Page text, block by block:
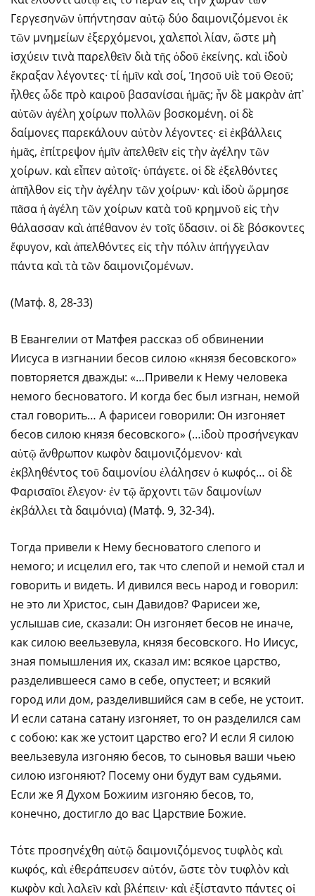
Γεργεσηνῶν ὑπήντησαν αὐτῷ δύο δαιμονιζόμενοι ἐκ
τῶν μνημείων ἐξερχόμενοι, χαλεποὶ λίαν, ὥστε μὴ
ἰσχύειν τινὰ παρελθεῖν διὰ τῆς ὁδοῦ ἐκείνης. καὶ ἰδοὺ
ἔκραξαν λέγοντες· τί ἡμῖν καὶ σοί, Ἰησοῦ υἱὲ τοῦ Θεοῦ;
ἦλθες ὧδε πρὸ καιροῦ βασανίσαι ἡμᾶς; ἦν δὲ μακρὰν ἀπ᾿
αὐτῶν ἀγέλη χοίρων πολλῶν βοσκομένη. οἱ δὲ
δαίμονες παρεκάλουν αὐτὸν λέγοντες· εἰ ἐκβάλλεις
ἡμᾶς, ἐπίτρεψον ἡμῖν ἀπελθεῖν εἰς τὴν ἀγέλην τῶν
χοίρων. καὶ εἶπεν αὐτοῖς· ὑπάγετε. οἱ δὲ ἐξελθόντες
ἀπῆλθον εἰς τὴν ἀγέλην τῶν χοίρων· καὶ ἰδοὺ ὥρμησε
πᾶσα ἡ ἀγέλη τῶν χοίρων κατὰ τοῦ κρημνοῦ εἰς τὴν
θάλασσαν καὶ ἀπέθανον ἐν τοῖς ὕδασιν. οἱ δὲ βόσκοντες
ἔφυγον, καὶ ἀπελθόντες εἰς τὴν πόλιν ἀπήγγειλαν
πάντα καὶ τὰ τῶν δαιμονιζομένων.
(Матф. 8, 28-33)
В Евангелии от Матфея рассказ об обвинении
Иисуса в изгнании бесов силою «князя бесовского»
повторяется дважды: «…Привели к Нему человека
немого бесноватого. И когда бес был изгнан, немой
стал говорить… А фарисеи говорили: Он изгоняет
бесов силою князя бесовского» (…ἰδοὺ προσήνεγκαν
αὐτῷ ἄνθρωπον κωφὸν δαιμονιζόμενον· καὶ
ἐκβληθέντος τοῦ δαιμονίου ἐλάλησεν ὁ κωφός… οἱ δὲ
Φαρισαῖοι ἔλεγον· ἐν τῷ ἄρχοντι τῶν δαιμονίων
ἐκβάλλει τὰ δαιμόνια) (Матф. 9, 32-34).
Тогда привели к Нему бесноватого слепого и
немого; и исцелил его, так что слепой и немой стал и
говорить и видеть. И дивился весь народ и говорил:
не это ли Христос, сын Давидов? Фарисеи же,
услышав сие, сказали: Он изгоняет бесов не иначе,
как силою веельзевула, князя бесовского. Но Иисус,
зная помышления их, сказал им: всякое царство,
разделившееся само в себе, опустеет; и всякий
город или дом, разделившийся сам в себе, не устоит.
И если сатана сатану изгоняет, то он разделился сам
с собою: как же устоит царство его? И если Я силою
веельзевула изгоняю бесов, то сыновья ваши чьею
силою изгоняют? Посему они будут вам судьями.
Если же Я Духом Божиим изгоняю бесов, то,
конечно, достигло до вас Царствие Божие.
Τότε προσηνέχθη αὐτῷ δαιμονιζόμενος τυφλὸς καὶ
κωφός, καὶ ἐθεράπευσεν αὐτόν, ὥστε τὸν τυφλὸν καὶ
κωφὸν καὶ λαλεῖν καὶ βλέπειν· καὶ ἐξίσταντο πάντες οἱ